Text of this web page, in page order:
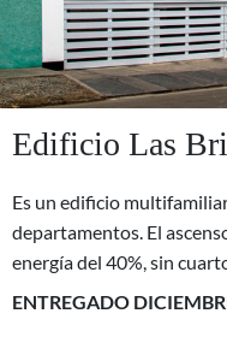
Edificio Las
Es un edificio
departamentos. El
energía del 40%, sin
ENTREGADO